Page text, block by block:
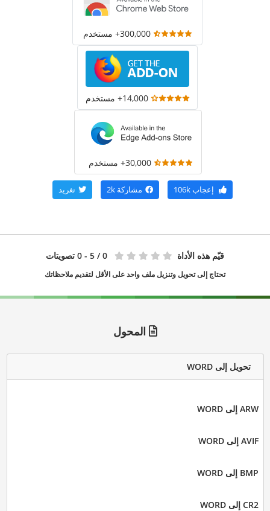
300,000+ مستخدم
14,000+ مستخدم
30,000+ مستخدم
إعجاب106k مشاركة 2k تغريد
قيّم هذه الأداة 0 / 5 - 0 تصويتات
تحتاج إلى تحويل وتنزيل ملف واحد على الأقل لتقديم ملاحظاتك
المحول
تحويل إلى WORD
ARW إلى WORD
AVIF إلى WORD
BMP إلى WORD
CR2 إلى WORD